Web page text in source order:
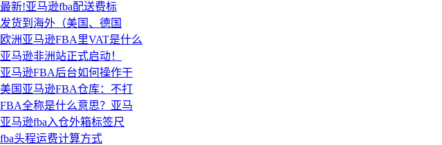
最新!亚马逊fba配送费标
发货到海外（美国、德国
欧洲亚马逊FBA里VAT是什么
亚马逊非洲站正式启动！
亚马逊FBA后台如何操作干
美国亚马逊FBA仓库：不打
FBA全称是什么意思？亚马
亚马逊fba入仓外箱标签尺
fba头程运费计算方式